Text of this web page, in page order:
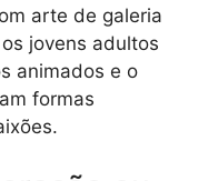
arte de galeria
jovens adultos
animados e o
formas